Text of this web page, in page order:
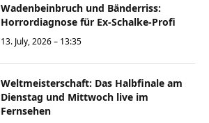
Wadenbeinbruch und Bänderriss:
Horrordiagnose für Ex-Schalke-Profi
13. July, 2026 – 13:35
Weltmeisterschaft: Das Halbfinale am
Dienstag und Mittwoch live im
Fernsehen